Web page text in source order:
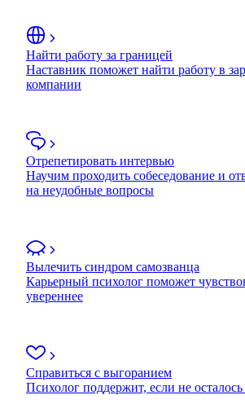
Найти работу за границей
Наставник поможет найти работу в
компании
Отрепетировать интервью
Научим проходить собеседование и
на неудобные вопросы
Вылечить синдром самозванца
Карьерный психолог поможет
увереннее
Справиться с выгоранием
Психолог поддержит, если не